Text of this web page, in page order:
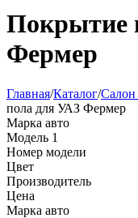
Покрытие
Фермер
Главная/Каталог/
пола для УАЗ Фермер
Марка авто
Модель 1
Номер модели
Цвет
Производитель
Цена
Марка авто